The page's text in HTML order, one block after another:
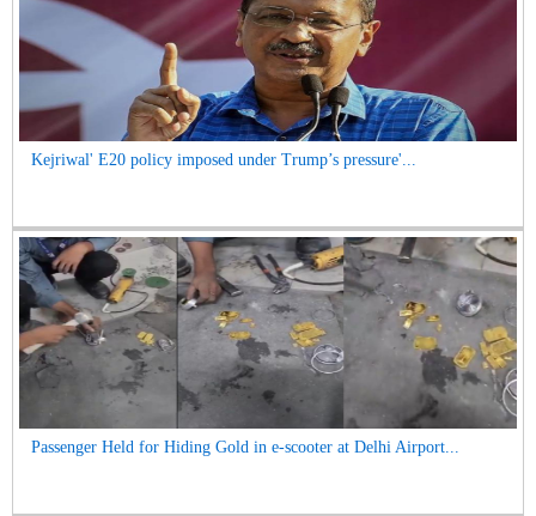
Kejriwal' E20 policy imposed under Trump’s pressure'...
Passenger Held for Hiding Gold in e-scooter at Delhi Airport...